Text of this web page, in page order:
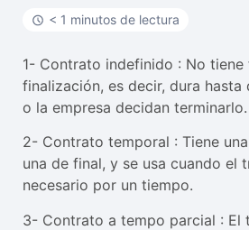
< 1 minutos de lectura
1- Contrato indefinido : No tiene
finalización, es decir, dura hasta
o la empresa decidan terminarlo.
2- Contrato temporal : Tiene
una de final, y se usa cuando el
necesario por un tiempo.
3- Contrato a tempo parcial : El